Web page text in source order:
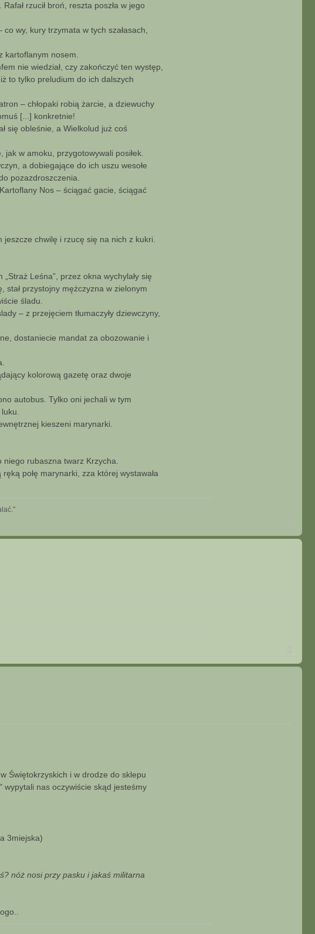
rzucił broń, reszta poszła w jego
wy, kury trzymata w tych szałasach,
kartoflanym nosem.
nie wiedział, czy zakończyć ten występ,
to tylko preludium do ich dalszych
– chłopaki robią żarcie, a dziewuchy
[...] konkretnie!
się obleśnie, a Wielkolud już coś
w amoku, przygotowywali posiłek.
a dobiegające do ich uszu wesołe
pozazdroszczenia.
Nos – ściągać gacie, ściągać
jeszcze chwilę i rzucę się na nich z kukri.
„Straż Leśna”, przez okna wychylały się
przystojny mężczyzna w zielonym
śladu.
– z przejęciem tłumaczyły dziewczyny,
dostaniecie mandat za obozowanie i
kolorową gazetę oraz dwoje
autobus. Tylko oni jechali w tym
kieszeni marynarki.
niego rubaszna twarz Krzycha.
połę marynarki, zza której wystawała
g
g
Świętokrzyskich i w drodze do sklepu
wypytali nas oczywiście skąd jesteśmy
3miejska)
nóż nosi przy pasku i jakaś militarna